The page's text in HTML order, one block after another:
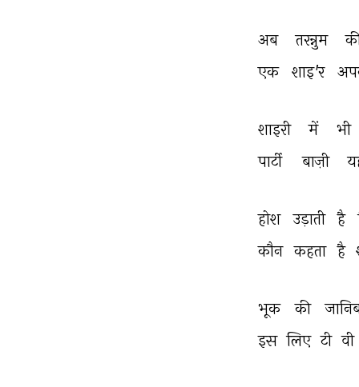
अब तरन्नुम
एक
शाइ'र
शाइरी में
भी
पार्टी
बाज़ी
होश उड़ाती है
कौन कहता है
भूक की
इस लिए टी वी